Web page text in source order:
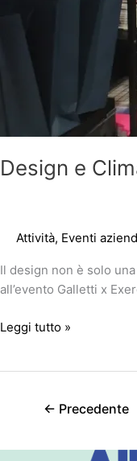
Design e
Attività, Eventi
Il design non è solo
all’evento Galletti x
Leggi tutto »
← Precedente